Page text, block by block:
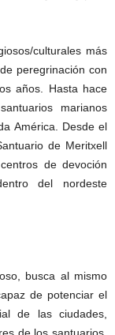
culturales más
peregrinación con
años. Hasta hace
marianos
América. Desde el
de Meritxell
de devoción
del nordeste
busca al mismo
de potenciar el
de las ciudades,